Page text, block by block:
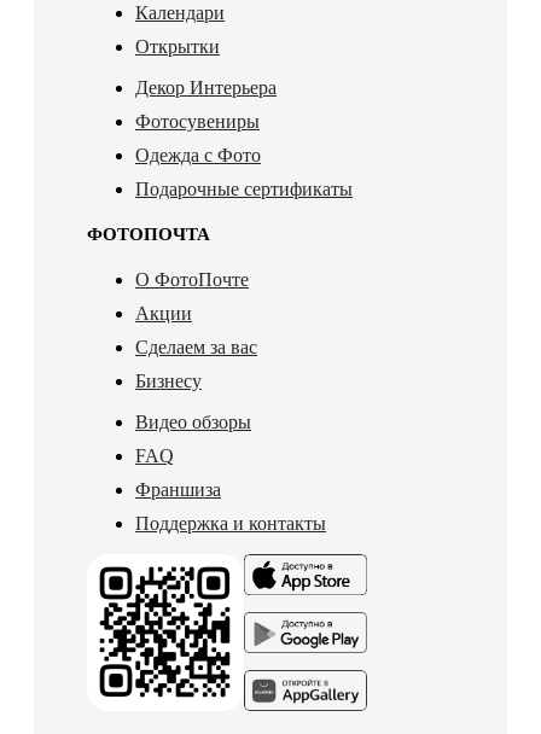
Календари
Открытки
Декор Интерьера
Фотосувениры
Одежда с Фото
Подарочные сертификаты
ФОТОПОЧТА
О ФотоПочте
Акции
Сделаем за вас
Бизнесу
Видео обзоры
FAQ
Франшиза
Поддержка и контакты